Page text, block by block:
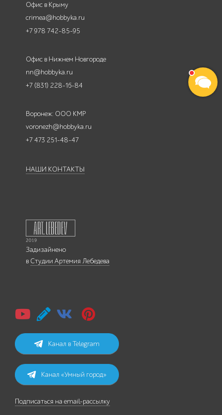
Офис в Крыму
crimea@hobbyka.ru
+7 978 742-85-95
Офис в Нижнем Новгороде
nn@hobbyka.ru
+7 (831) 228-16-84
Воронеж: ООО КМР
voronezh@hobbyka.ru
+7 473 251-48-47
НАШИ КОНТАКТЫ
Задизайнено
в Студии Артемия Лебедева
Канал в Telegram
Канал «Умный город»
Подписаться на email-рассылку